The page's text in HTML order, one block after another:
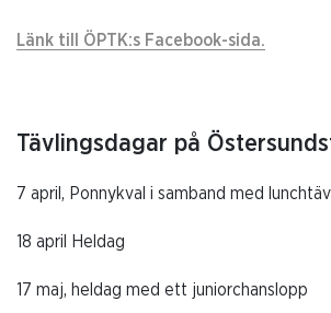
Länk till ÖPTK:s Facebook-sida.
Tävlingsdagar på
7 april, Ponnykval i samband med
18 april Heldag
17 maj, heldag med ett juniorchanslopp